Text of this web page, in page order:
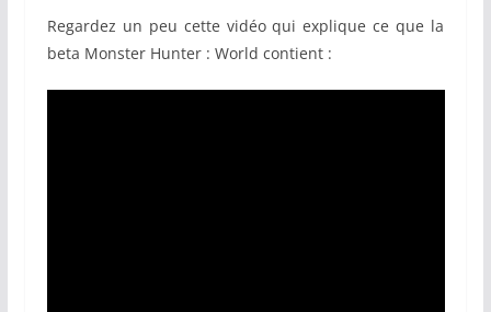
Regardez un peu cette vidéo qui explique ce que la
beta Monster Hunter : World contient :